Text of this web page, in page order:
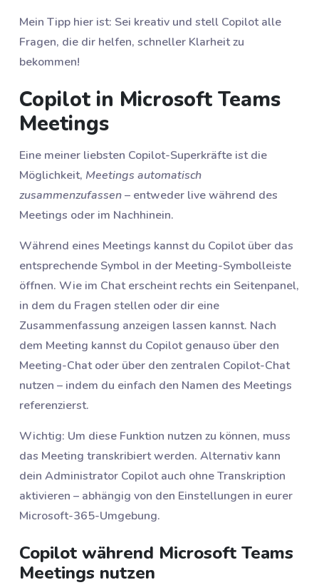
Mein Tipp hier ist: Sei kreativ und stell Copilot alle
Fragen, die dir helfen, schneller Klarheit zu
bekommen!
Copilot in Microsoft Teams
Meetings
Eine meiner liebsten Copilot-Superkräfte ist die
Möglichkeit, Meetings automatisch
zusammenzufassen– entweder live während des
Meetings oder im Nachhinein.
Während eines Meetings kannst du Copilot über das
entsprechende Symbol in der Meeting-Symbolleiste
öffnen. Wie im Chat erscheint rechts ein Seitenpanel,
in dem du Fragen stellen oder dir eine
Zusammenfassung anzeigen lassen kannst. Nach
dem Meeting kannst du Copilot genauso über den
Meeting-Chat oder über den zentralen Copilot-Chat
nutzen – indem du einfach den Namen des Meetings
referenzierst.
Wichtig: Um diese Funktion nutzen zu können, muss
das Meeting transkribiert werden. Alternativ kann
dein Administrator Copilot auch ohne Transkription
aktivieren – abhängig von den Einstellungen in eurer
Microsoft-365-Umgebung.
Copilot während Microsoft Teams
Meetings nutzen